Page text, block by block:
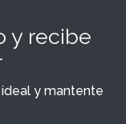
y recibe
y mantente